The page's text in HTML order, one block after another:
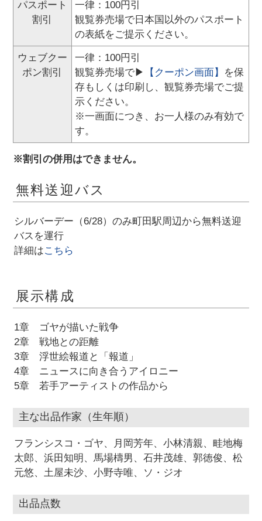
パスポート
割引
一律：100円引
観覧券売場で日本国以外のパスポート
の表紙をご提示ください。
ウェブクー
ポン割引
一律：100円引
観覧券売場で▶
【クーポン画面】
を保
存もしくは印刷し、観覧券売場でご提
示ください。
※一画面につき、お一人様のみ有効で
す。
※割引の併用はできません。
無料送迎バス
シルバーデー（6/28）のみ町田駅周辺から無料送迎
バスを運行
詳細はこちら
展示構成
1章 ゴヤが描いた戦争
2章 戦地との距離
3章 浮世絵報道と「報道」
4章 ニュースに向き合うアイロニー
5章 若手アーティストの作品から
主な出品作家（生年順）
フランシスコ・ゴヤ、月岡芳年、小林清親、畦地梅
太郎、浜田知明、馬場檮男、石井茂雄、郭徳俊、松
元悠、土屋未沙、小野寺唯、ソ・ジオ
出品点数